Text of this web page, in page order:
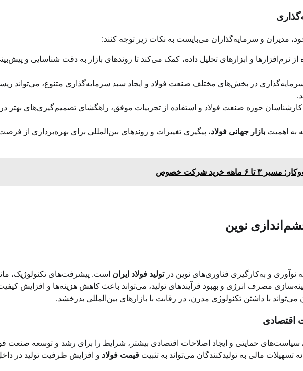
مدیران و سرمایه‌گذاران می‌بایست به نکات زیر توجه کنند:
از نرم‌افزارها و ابزارهای تحلیل داده، کمک می‌کند تا روندهای بازار به دقت شناسایی و
در بخش‌های مختلف صنعت فولاد و ایجاد سبد سرمایه‌گذاری متنوع، می‌تواند
حوزه صنعت فولاد و استفاده از تجربیات موفق، راهگشای تصمیم‌گیری‌های بهتر در
به اهمیت بازار جهانی فولاد، پیگیری تغییرات و روندهای بین‌المللی برای بهره‌برداری از
خرید شرکت خصوص
نوآوری و به‌کارگیری فناوری‌های نوین درتولید فولاد ایران است. پیشرفت‌های تکنولوژیک،
مصرف انرژی و بهبود فرآیندهای تولید، می‌تواند باعث کاهش هزینه‌ها و افزایش
می‌تواند با داشتن تکنولوژی مدرن، در رقابت با بازارهای بین‌المللی بدرخشد.
سیاست‌های حمایتی و ایجاد اصلاحات اقتصادی بیشتر، شرایط را برای رشد و توسعه صنعت
مالی به تولیدکنندگان می‌تواند به تثبیت قیمت فولاد و افزایش ظرفیت تولید در